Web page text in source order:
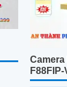
F88FIP-